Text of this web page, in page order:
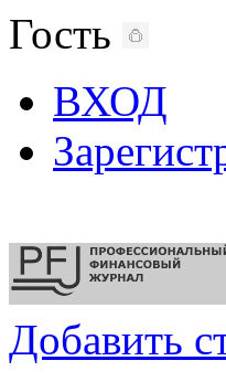
Гость
ВХОД
Добавить